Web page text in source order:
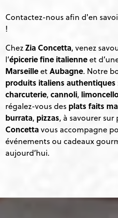
Contactez-nous afin d'en
!
ChezZia Concetta, venez
l’épicerie fine italienneet
MarseilleetAubagne. Notre
produits italiens authentiques
charcuterie,cannoli,
régalez-vous des plats faits
burrata, pizzas, à savourer
Concettavous accompagne
événements ou cadeaux
aujourd’hui.